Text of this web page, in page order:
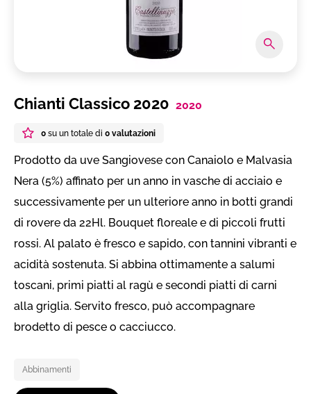
Chianti Classico 2020 2020
0 su un totale di 0 valutazioni
Prodotto da uve Sangiovese con Canaiolo e Malvasia
Nera (5%) affinato per un anno in vasche di acciaio e
successivamente per un ulteriore anno in botti grandi
di rovere da 22Hl. Bouquet floreale e di piccoli frutti
rossi. Al palato è fresco e sapido, con tannini vibranti e
acidità sostenuta. Si abbina ottimamente a salumi
toscani, primi piatti al ragù e secondi piatti di carni
alla griglia. Servito fresco, può accompagnare
brodetto di pesce o cacciucco.
Abbinamenti